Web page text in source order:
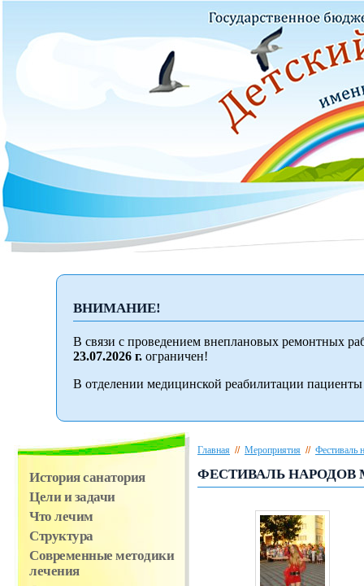
ВНИМАНИЕ!
В связи с проведением внеплановых ремонтных
23.07.2026 г. ограничен!
В отделении медицинской реабилитации
История санатория
Цели и задачи
Что лечим
Структура
Современные методики
лечения
Главная // Мероприятия // Фестиваль
ФЕСТИВАЛЬ НАРОДОВ